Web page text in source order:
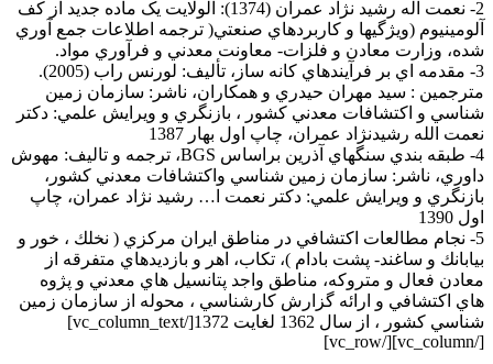
2- نعمت اله رشيد نژاد عمران (1374): آلولايت يک ماده جديد از کف
آلومينيوم (ويژگيها و کاربردهاي صنعتي( ترجمه اطلاعات جمع آوري
شده، وزارت معادن و فلزات- معاونت معدني و فرآوري مواد.
3- مقدمه اي بر فرآيندهاي كانه ساز، تأليف: لورنس راب (2005).
مترجمين : سيد مهران حيدري و همكاران، ناشر: سازمان زمين
شناسي و اكتشافات معدني كشور ، بازنگري و ويرايش علمي: دکتر
نعمت الله رشيدنژاد عمران، چاپ اول بهار 1387
4- طبقه بندي سنگهاي آذرين براساس BGS، ترجمه و تاليف: مهوش
داوري، ناشر: سازمان زمين شناسي واکتشافات معدني کشور،
بازنگري و ويرايش علمي: دکتر نعمت ا… رشيد نژاد عمران، چاپ
اول 1390
5- نجام مطالعات اكتشافي در مناطق ايران مركزي ( نخلك ، خور و
بيابانك و ساغند- پشت بادام )، تكاب، اهر و بازديدهاي متفرقه از
معادن فعال و متروكه، مناطق واجد پتانسيل هاي معدني و پژوه
هاي اكتشافي و ارائه گزارش كارشناسي ، محوله از سازمان زمين
شناسي كشور ، از سال 1362 لغايت 1372[/vc_column_text]
[/vc_column][/vc_row]